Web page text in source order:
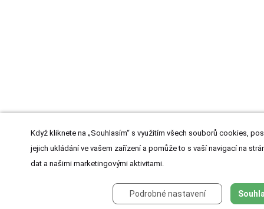
Když kliknete na „Souhlasím“ s využitím všech souborů cookies,
jejich ukládání ve vašem zařízení a pomůže to s vaší navigací na
dat a našimi marketingovými aktivitami.
Podrobné nastavení